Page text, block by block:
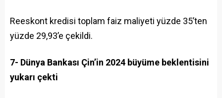
Reeskont kredisi toplam faiz maliyeti yüzde 35’ten
yüzde 29,93’e çekildi.
7- Dünya Bankası Çin’in 2024 büyüme beklentisini
yukarı çekti